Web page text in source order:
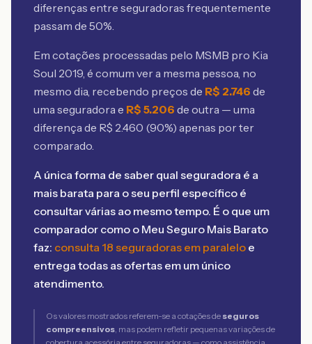
diferenças entre seguradoras frequentemente
passam de 50%.
Em cotações processadas pelo MSMB pro Kia
Soul 2019, é comum ver a mesma pessoa, no
mesmo dia, recebendo preços de R$ 2.746 de
uma seguradora e R$ 5.206 de outra — uma
diferença de R$ 2.460 (90%) apenas por ter
comparado.
A única forma de saber qual seguradora é a
mais barata para o seu perfil específico é
consultar várias ao mesmo tempo. É o que um
comparador como o Meu Seguro Mais Barato
faz: consulta 18 seguradoras em paralelo e
entrega todas as ofertas em um único
atendimento.
Os valores mostrados referem-se a cotações de seguros
compreensivos, mas podem refletir pequenas variações de